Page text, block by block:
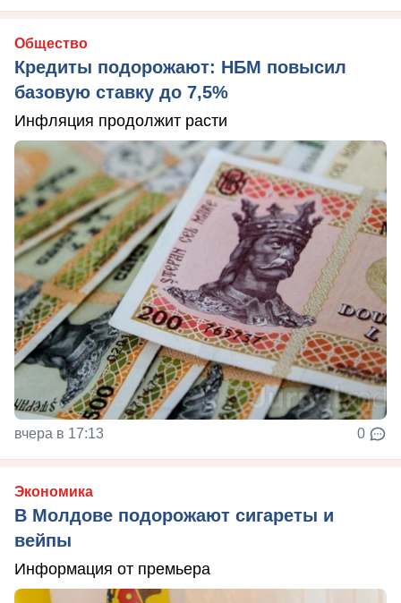
Общество
Кредиты подорожают: НБМ повысил
базовую ставку до 7,5%
Инфляция продолжит расти
вчера в 17:13 0
Экономика
В Молдове подорожают сигареты и
вейпы
Информация от премьера